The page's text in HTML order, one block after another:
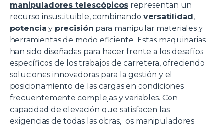
manipuladores telescópicos representan un
recurso insustituible, combinando versatilidad,
potencia y precisión para manipular materiales y
herramientas de modo eficiente. Estas maquinarias
han sido diseñadas para hacer frente a los desafíos
específicos de los trabajos de carretera, ofreciendo
soluciones innovadoras para la gestión y el
posicionamiento de las cargas en condiciones
frecuentemente complejas y variables. Con
capacidad de elevación que satisfacen las
exigencias de todas las obras, los manipuladores